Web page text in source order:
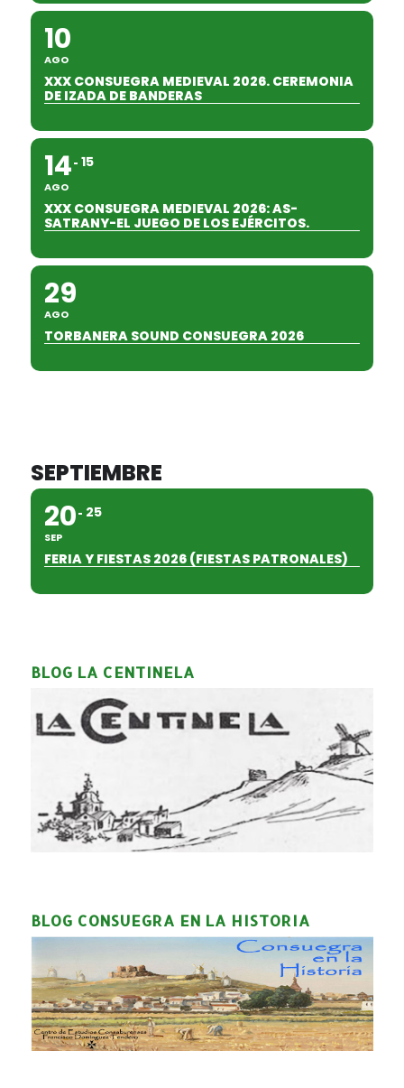
10
AGO
XXX CONSUEGRA MEDIEVAL 2026. CEREMONIA
DE IZADA DE BANDERAS
14
AGO
15
XXX CONSUEGRA MEDIEVAL 2026: AS-
SATRANY-EL JUEGO DE LOS EJÉRCITOS.
29
AGO
TORBANERA SOUND CONSUEGRA 2026
SEPTIEMBRE
20
SEP
25
FERIA Y FIESTAS 2026 (FIESTAS PATRONALES)
BLOG LA CENTINELA
BLOG CONSUEGRA EN LA HISTORIA